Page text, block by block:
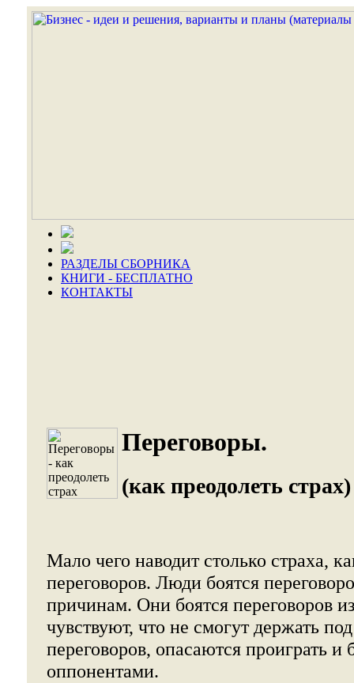
РАЗДЕЛЫ СБОРНИКА
КНИГИ - БЕСПЛАТНО
КОНТАКТЫ
Переговоры.
(как преодолеть страх)
Мало чего наводит столько страха,
переговоров. Люди боятся
причинам. Они боятся переговоров
чувствуют, что не смогут держать
переговоров, опасаются проиграть
оппонентами.